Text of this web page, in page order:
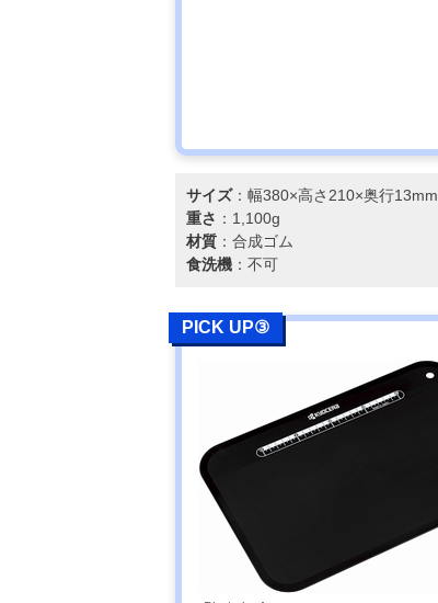
サイズ：幅380×高さ210×奥行13mm
重さ ：1,100g
材質：合成ゴム
食洗機：不可
PICK UP③